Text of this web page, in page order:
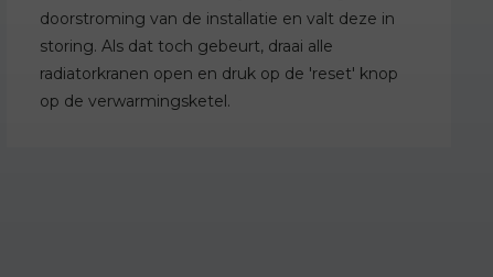
doorstroming van de installatie en valt deze in
storing. Als dat toch gebeurt, draai alle
radiatorkranen open en druk op de 'reset' knop
op de verwarmingsketel.